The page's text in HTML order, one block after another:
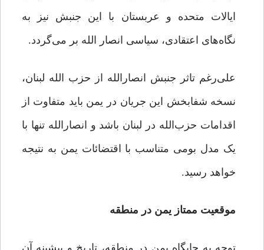
ایالات متحده و عربستان با این جنبش نیز به
نگاه‌های اعتقادی، سیاسی انصار الله بر می‌گردد.
علی‌رغم تاثر جنبش انصارالله از حزب الله لبنان،
نسخه‌ شفابخش این جریان در یمن باید متفاوت از
اقدامات حزب‌الله در لبنان باشد و انصارالله تنها با
یک مدل بومی متناسب با اقتضائات یمن به نتیجه
خواهد رسید.
موقعیت ممتاز یمن در منطقه